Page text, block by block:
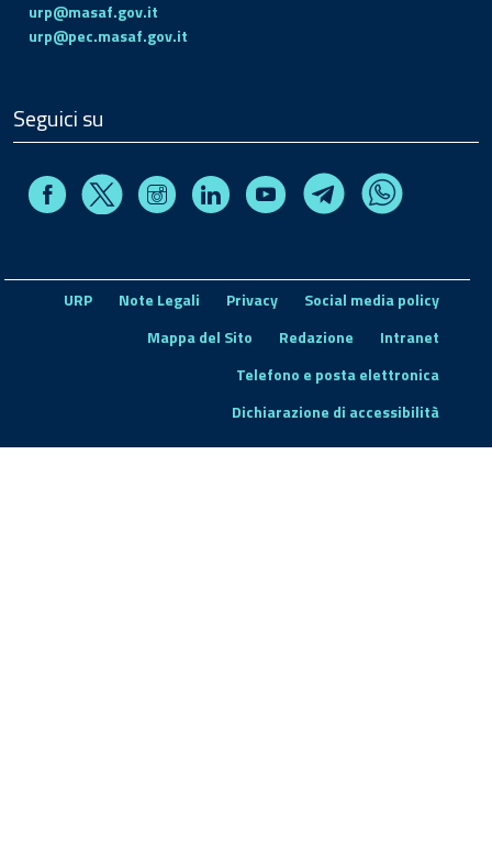
urp@masaf.gov.it
urp@pec.masaf.gov.it
Seguici su
FacebookX InstagramLinkedin Youtube TelegramWhatsapp
URP Note Legali Privacy
Social media policy
Mappa del Sito
Redazione
Intranet
Telefono e posta elettronica
Dichiarazione di accessibilità